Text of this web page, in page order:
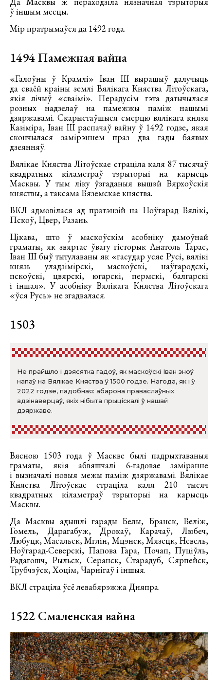
ў іншым месцы.
Мір пратрымаўся да 1492 года.
1494 Памежная вайна
«Галоўны ў Крамлі» Іван ІІІ вырашыў далучыць
да сваёй краіны землі Вялікага Княства Літоўскага,
якія лічыў «сваімі». Перадусім гэта датычылася
розных надзелаў на памежжы паміж нашымі
дзяржавамі. Скарыстаўшыся смерцю вялікага князя
Казіміра, Іван ІІІ распачаў вайну ў 1492 годзе, якая
скончылася замірэннем праз два гады баявых
дзеянняў.
Вялікае Княства Літоўскае страціла каля 87 тысячаў
квадратных кіламетраў тэрыторыі на карысць
Масквы. У тым ліку ўзгаданыя вышэй Вярхоўскія
княствы, а таксама Вяземскае княства.
ВКЛ адмовілася ад прэтэнзій на Ноўгарад Вялікі,
Пскоў, Цвер, Разань.
Цікава, што ў маскоўскім асобніку дамоўнай
граматы, як звяртае ўвагу гісторык Анатоль Тарас,
Іван III быў тытулаваны як «гасудар усяе Русі, вялікі
князь уладзімірскі, маскоўскі, наўгародскі,
пскоўскі, цвярскі, югарскі, пермскі, балгарскі
і іншая». У асобніку Вялікага Княства Літоўскага
«ўся Русь» не згадвалася.
1503
Не прайшло і дзясятка гадоў, як маскоўскі Іван зноў
напаў на Вялікае Княства ў 1500 годзе. Нагода, як і ў
2022 годзе, падобная: абарона праваслаўных
адзінаверцаў, якіх нібыта прыціскалі ў нашай
дзяржаве.
Вясною 1503 года ў Маскве былі падрыхтаваныя
граматы, якія абвяшчалі 6-гадовае замірэнне
і вызначалі новыя межы паміж дзяржавамі. Вялікае
Княства Літоўскае страціла каля 210 тысяч
квадратных кіламетраў тэрыторыі на карысць
Масквы.
Да Масквы адышлі гарады Белы, Бранск, Веліж,
Гомель, Дарагабуж, Дрокаў, Карачаў, Любеч,
Любуцк, Масальск, Мглін, Мцэнск, Мязецк, Невель,
Ноўгарад-Северскі, Папова Гара, Почап, Пуціўль,
Радагошч, Рыльск, Серанск, Старадуб, Сярпейск,
Трубчэўск, Хоцім, Чарнігаў і іншыя.
ВКЛ страціла ўсё левабярэжжа Дняпра.
1522 Смаленская вайна